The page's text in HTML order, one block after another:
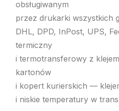
obsługiwanym
przez drukarki wszystkich
DHL, DPD, InPost, UPS,
termiczny
i termotransferowy z
kartonów
i kopert kurierskich —
i niskie temperatury w